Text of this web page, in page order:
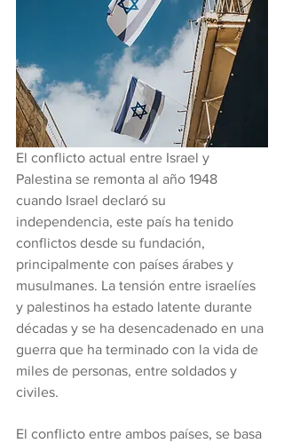
El conflicto actual entre Israel y
Palestina se remonta al año 1948
cuando Israel declaró su
independencia, este país ha tenido
conflictos desde su fundación,
principalmente con países árabes y
musulmanes. La tensión entre israelíes
y palestinos ha estado latente durante
décadas y se ha desencadenado en una
guerra que ha terminado con la vida de
miles de personas, entre soldados y
civiles.
El conflicto entre ambos países, se basa